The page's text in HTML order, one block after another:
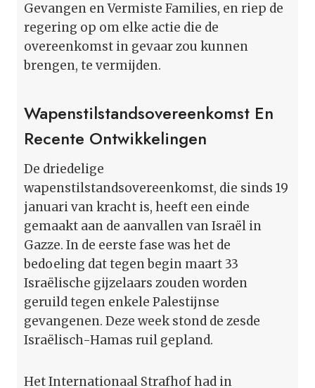
Gevangen en Vermiste Families, en riep de
regering op om elke actie die de
overeenkomst in gevaar zou kunnen
brengen, te vermijden.
Wapenstilstandsovereenkomst En
Recente Ontwikkelingen
De driedelige
wapenstilstandsovereenkomst, die sinds 19
januari van kracht is, heeft een einde
gemaakt aan de aanvallen van Israël in
Gazze. In de eerste fase was het de
bedoeling dat tegen begin maart 33
Israëlische gijzelaars zouden worden
geruild tegen enkele Palestijnse
gevangenen. Deze week stond de zesde
Israëlisch-Hamas ruil gepland.
Het Internationaal Strafhof had in